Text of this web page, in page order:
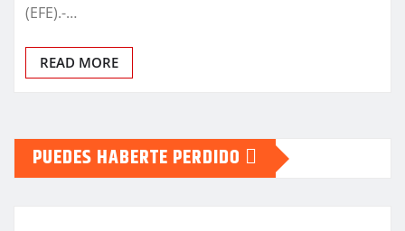
(EFE).-…
READ MORE
PUEDES HABERTE PERDIDO